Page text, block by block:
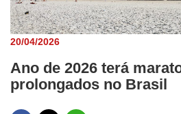
20/04/2026
Ano de 2026 terá
prolongados no Brasil